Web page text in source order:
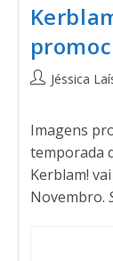
Jéssica
Imagens
temporada
Kerblam!
Novembro.